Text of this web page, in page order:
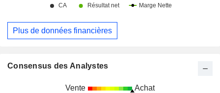
Plus de données financières
Consensus des Analystes
Vente Achat